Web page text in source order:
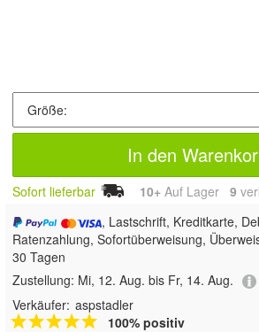
In den
Sofort lieferbar 10+ Auf Lager 9
, Lastschrift, Kreditkarte,
Ratenzahlung, Sofortüberweisung,
30 Tagen
Zustellung: Mi, 12. Aug. bis Fr, 14. Aug.
Verkäufer: aspstadler
100% positiv